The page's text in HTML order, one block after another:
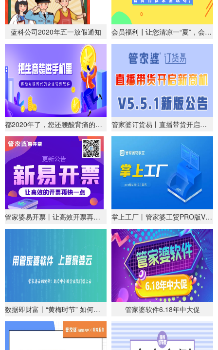
蓝科公司2020年五一放假通知 会员福利┃让您清凉一“夏”，会员们快来围观呀！
都2020年了，您还腰酸背痛的坐在店里管生意吗？ 管家婆订货易丨直播带货开启新商机!
管家婆易开票丨让高效开票再快一点! 掌上工厂丨管家婆工贸PRO版V20.0.1发布！
数据即财富丨“黄梅时节” 如何保护数据安全？上云就对啦！ 管家婆软件6.18年中大促